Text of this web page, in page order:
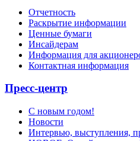
Отчетность
Раскрытие информации
Ценные бумаги
Инсайдерам
Информация для
Контактная информация
Пресс-центр
С новым годом!
Новости
Интервью, выступления,